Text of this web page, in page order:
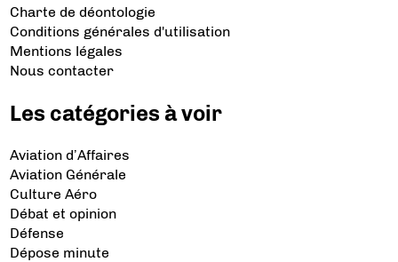
Charte de déontologie
Conditions générales d'utilisation
Mentions légales
Nous contacter
Les catégories à voir
Aviation d’Affaires
Aviation Générale
Culture Aéro
Débat et opinion
Défense
Dépose minute